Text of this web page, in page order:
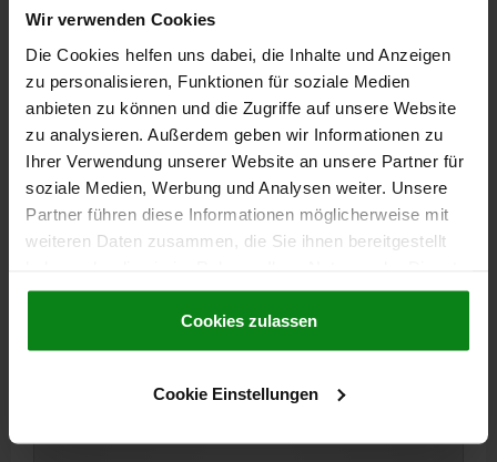
Wir verwenden Cookies
Die Cookies helfen uns dabei, die Inhalte und Anzeigen
zu personalisieren, Funktionen für soziale Medien
anbieten zu können und die Zugriffe auf unsere Website
zu analysieren. Außerdem geben wir Informationen zu
Ihrer Verwendung unserer Website an unsere Partner für
soziale Medien, Werbung und Analysen weiter. Unsere
Partner führen diese Informationen möglicherweise mit
weiteren Daten zusammen, die Sie ihnen bereitgestellt
gesammelt haben.Cookie Richtlinien
Datenschutz|AGB
Cookies zulassen
Cookie Einstellungen
06702 IG
BOUTON TRIANGLE SANS COLLERETTE D=M08
COMP:ACIER INOX.
DIAMÈTRE EXTÉRIEUR=50 HAUTEUR=28
FILETAGE=M8
PROFONDEUR DE FILETAGE=13